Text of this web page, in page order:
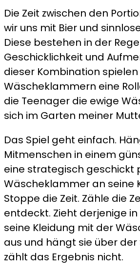
Die Zeit zwischen den
wir uns mit Bier und
Diese bestehen in der
Geschicklichkeit und
dieser Kombination spielen
Wäscheklammern eine
die Teenager die ewige
sich im Garten meiner
Das Spiel geht einfach.
Mitmenschen in einem
eine strategisch geschickt
Wäscheklammer an seine
Stoppe die Zeit. Zähle die
entdeckt. Zieht derjenige in
seine Kleidung mit der
aus und hängt sie über der
zählt das Ergebnis nicht.